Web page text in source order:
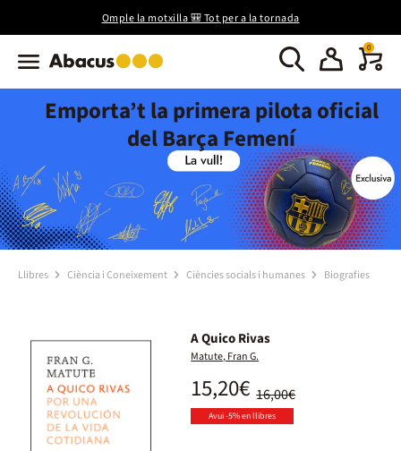
Omple la motxilla 🎒 Tot per a la tornada
0
Emporta’t la primera pilota oficial
del Barça Femení
Llibres Ciència i Coneixement Ciències socials i humanes Biografies
A Quico Rivas
Matute, Fran G.
16,00€
15,20€
Avui -5% en llibres